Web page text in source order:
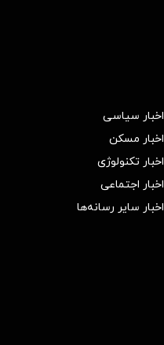
اخبار سیاسی
اخبار مسکن
اخبار تکنولوژی
اخبار اجتماعی
اخبار سایر رسانه‌‌ها